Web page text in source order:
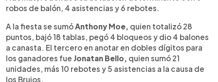
robos de balón, 4 asistencias y 6 rebotes.
A la fiesta se sumó Anthony Moe, quien totalizó 28
puntos, bajó 18 tablas, pegó 4 bloqueos y dio 4 balones
a canasta. El tercero en anotar en dobles dígitos para
los ganadores fue Jonatan Bello, quien sumó 21
unidades, más 10 rebotes y 5 asistencias a la causa de
los Brujos.